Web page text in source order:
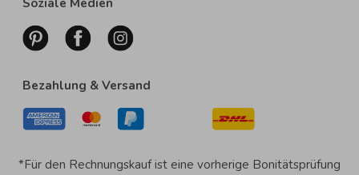
Soziale Medien
Bezahlung & Versand
*Für den Rechnungskauf ist eine vorherige Bonitätsprüfung